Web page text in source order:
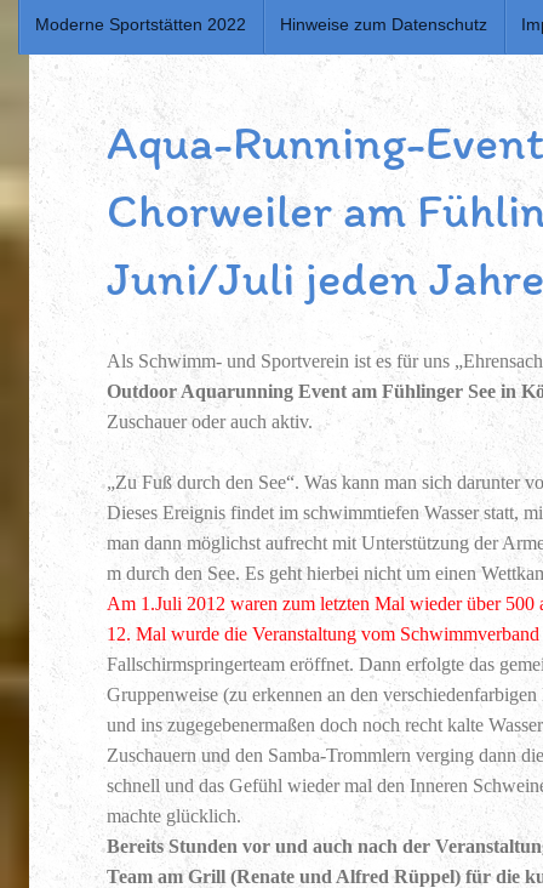
Moderne Sportstätten 2022 Hinweise zum Datenschutz
Aqua-Running-
Chorweiler am
Juni/Juli jeden
Als Schwimm- und Sportverein ist es für uns
Outdoor Aquarunning Event am Fühlinger See in
Zuschauer oder auch aktiv.
„Zu Fuß durch den See“. Was kann man sich darunter
Dieses Ereignis findet im schwimmtiefen Wasser statt,
man dann möglichst aufrecht mit Unterstützung der
m durch den See. Es geht hierbei nicht um einen
Am 1.Juli 2012 waren zum letzten Mal wieder über 500
12. Mal wurde die Veranstaltung vom
Fallschirmspringerteam eröffnet. Dann erfolgte das
Gruppenweise (zu erkennen an den
und ins zugegebenermaßen doch noch recht kalte
Zuschauern und den Samba-Trommlern verging dann
schnell und das Gefühl wieder mal den Inneren
machte glücklich.
Bereits Stunden vor und auch nach der
Team am Grill (Renate und Alfred Rüppel) für die